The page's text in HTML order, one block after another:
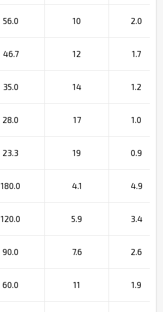
56.0 10 2.0
46.7 12 1.7
35.0 14 1.2
28.0 17 1.0
23.3 19 0.9
180.0 4.1 4.9
120.0 5.9 3.4
90.0 7.6 2.6
60.0 11 1.9